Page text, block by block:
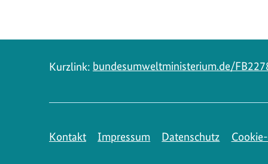
Kurzlink: bundesumweltministerium.de/
Kontakt Impressum Datenschutz